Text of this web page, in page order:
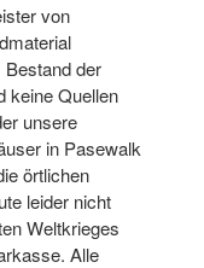
von
Bestand der
keine Quellen
unsere
in Pasewalk
örtlichen
leider nicht
Weltkrieges
Alle